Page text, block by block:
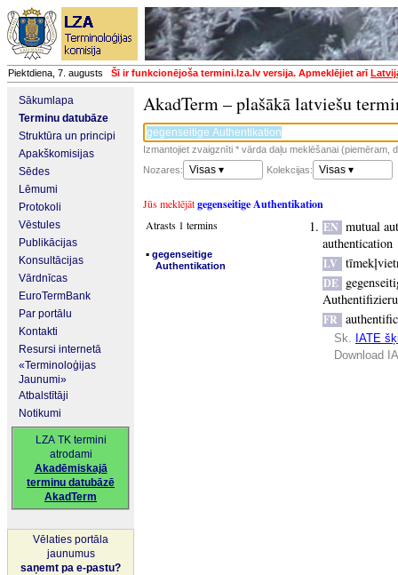
Piektdiena, 7. augusts Šī ir funkcionējoša termini.lza.lv versija. Apmeklējiet arī
Sākumlapa
Terminu datubāze
Struktūra un principi
Apakškomisijas
Sēdes
Lēmumi
Protokoli
Vēstules
Publikācijas
Konsultācijas
Vārdnīcas
EuroTermBank
Par portālu
Kontakti
Resursi internetā
«Terminoloģijas
Jaunumi»
Atbalstītāji
Notikumi
LZA TK termini
atrodami
Akadēmiskajā
terminu datubāzē
AkadTerm
Vēlaties portāla
jaunumus
saņemt pa e-pastu?
AkadTerm – plašākā latviešu
Izmantojiet zvaigznīti * vārda daļu meklēšanai (piemēram,
Nozares:
Visas ▾ Kolekcijas: Visas ▾
Jūs meklējātgegenseitige Authentikation
Atrasts 1 termins
▪ gegenseitige
Authentikation
EN mutual
authentication
LV
DE
FR
Sk. IATE
Download